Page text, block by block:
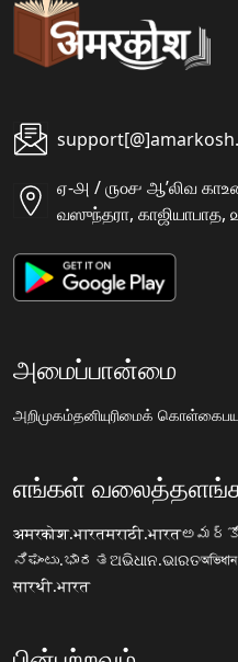
ஏ-௮ / ௫௦௪ ஆʼலிவ
வஸுந்தரா,
அமைப்பான்மை
அறிமுகம்தனியுரிமைக் கொள்கை
எங்கள்
अमरकोश.भारतमराठी.भारत
ನಿಘಂಟು.ಭಾರತଅଭିଧାନ.ଭାରତ
सारथी.भारत